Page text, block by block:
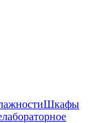
Шкафы